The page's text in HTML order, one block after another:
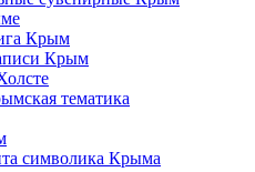
Крым
Крым
тематика
символика Крыма